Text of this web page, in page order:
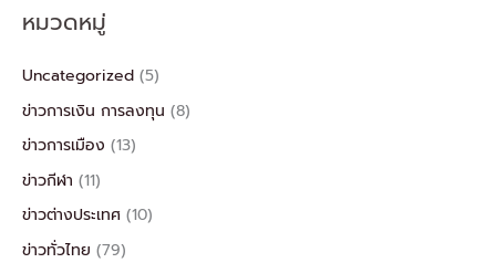
หมวดหมู่
Uncategorized (5)
ข่าวการเงิน การลงทุน (8)
ข่าวการเมือง (13)
ข่าวกีฬา (11)
ข่าวต่างประเทศ (10)
ข่าวทั่วไทย (79)